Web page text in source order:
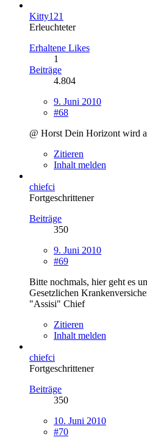
Kitty121
Erleuchteter
Erhaltene Likes
1
Beiträge
4.804
9. Juni 2010
#68
@ Horst Dein Horizont wird
Zitieren
Inhalt melden
chiefci
Fortgeschrittener
Beiträge
350
9. Juni 2010
#69
Bitte nochmals, hier geht es
Gesetzlichen
"Assisi" Chief
Zitieren
Inhalt melden
chiefci
Fortgeschrittener
Beiträge
350
10. Juni 2010
#70